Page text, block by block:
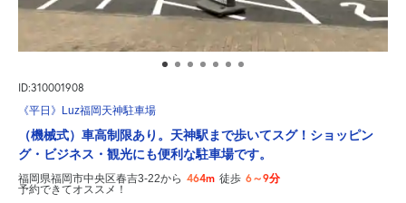
ID:310001908
《平日》Luz福岡天神駐車場
（機械式）車高制限あり。天神駅まで歩いてスグ！ショッピン
グ・ビジネス・観光にも便利な駐車場です。
福岡県福岡市中央区春吉3-22から 464m 徒歩 6～9分
予約できてオススメ！